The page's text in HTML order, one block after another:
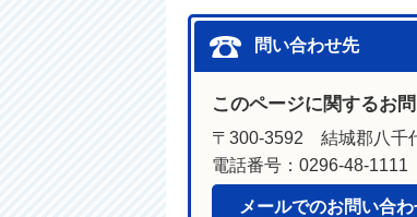
問い合わせ先
このページに関するお
〒300-3592 結城郡八千
電話番号：0296-48-1111
メールでのお問い合